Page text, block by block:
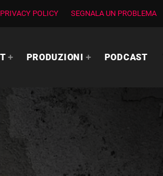
PRIVACY POLICY SEGNALA UN PROBLEMA
PRODUZIONI PODCAST